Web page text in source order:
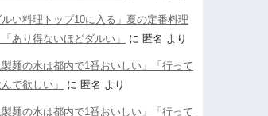
い料理トップ10に入る」夏の定番料理
あり得ないほどダルい」
に 匿名 より
麺の水は都内で1番おいしい」「行って
で欲しい」
に 匿名 より
麺の水は都内で1番おいしい」「行って